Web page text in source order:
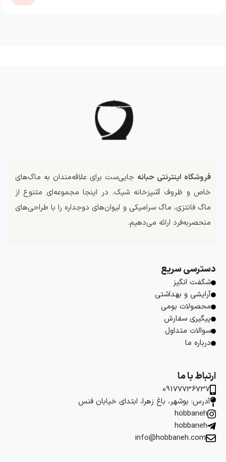
فروشگاه اینترنتی حبانه جایی‌ست برای علاقه‌مندان به ماگ‌های
خاص و ظروف آشپزخانه شیک. در اینجا مجموعه‌ای متنوع از
ماگ فانتزی، ماگ سرامیکی و لیوان‌های دوجداره را با طراحی‌های
منحصربه‌فرد ارائه می‌دهیم.
دسترسی سریع
شگفت انگیز
آرایشی و بهداشتی
محصولات بومی
پیگیری سفارش
سوالات متداول
درباره ما
ارتباط با ما
09177736737
آدرس: بوشهر، باغ زهرا، ابتدای خیابان فنس
hobbaneh
hobbaneh
info@hobbaneh.com